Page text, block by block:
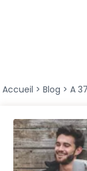
Accueil > Blog > A